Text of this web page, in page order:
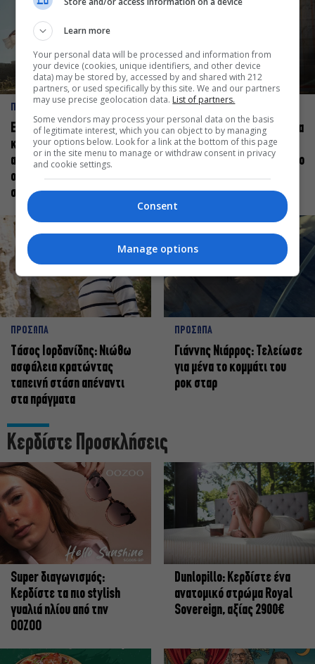
ΠΡΟΣΩΠΑ
Ελεάνα Ανδρεούδη: Κάθε
καλλιτέχνης όταν
ανεβαίνει στη σκηνή
οφείλει να αισθάνεται
σταρ
ΠΡΟΣΩΠΑ
Βαγγέλης Μπίκος: Έμαθα να
δίνω αξία στο ποιος είμαι
πάνω στη σκηνή και όχι στο
πως χορεύω
ΠΡΟΣΩΠΑ
Tάσος Ιορδανίδης: Νιώθω
ασφάλεια κρατώντας
ταπεινή στάση απέναντι
στα πράγματα
ΠΡΟΣΩΠΑ
Γιάννης Νιάρρος: Τελείωσε
για μένα το κομμάτι του
ροκ σταρ
Κερδίστε Προσκλήσεις
Super διαγωνισμός:
Κερδίστε τα πιο stylish
γυαλιά ηλίου από την
OOZOO
Dunlopillo: Κερδίστε ένα
ανατομικό στρώμα Royal
Sovereign, αξίας 2900€
Learn more
Your personal data will be processed and information from
your device (cookies, unique identifiers, and other device
data) may be stored by, accessed by and shared with 212
partners, or used specifically by this site. We and our partners
may use precise geolocation data. List of partners.
Some vendors may process your personal data on the basis
of legitimate interest, which you can object to by managing
your options below. Look for a link at the bottom of this page
or in the site menu to manage or withdraw consent in privacy
and cookie settings.
Consent
Manage options